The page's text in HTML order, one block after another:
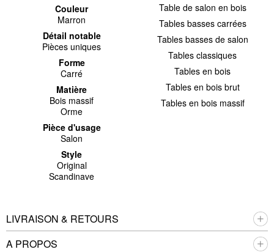
Couleur
Marron
Détail notable
Pièces uniques
Forme
Carré
Matière
Bois massif
Orme
Pièce d'usage
Salon
Style
Original
Scandinave
Table de salon en bois
Tables basses carrées
Tables basses de salon
Tables classiques
Tables en bois
Tables en bois brut
Tables en bois massif
LIVRAISON & RETOURS
A PROPOS